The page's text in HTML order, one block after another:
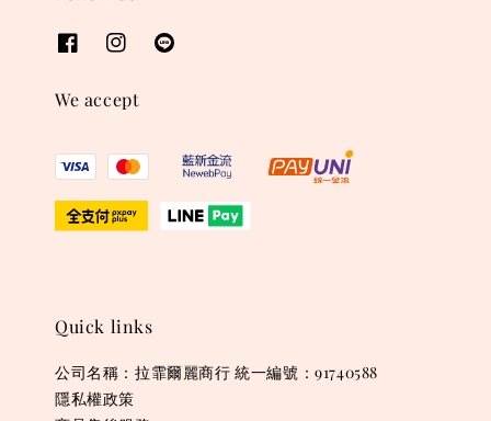
We accept
Quick links
公司名稱：拉霏爾麗商行 統一編號：91740588
隱私權政策